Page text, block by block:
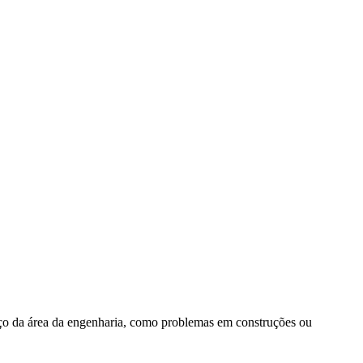
área da engenharia, como problemas em construções ou